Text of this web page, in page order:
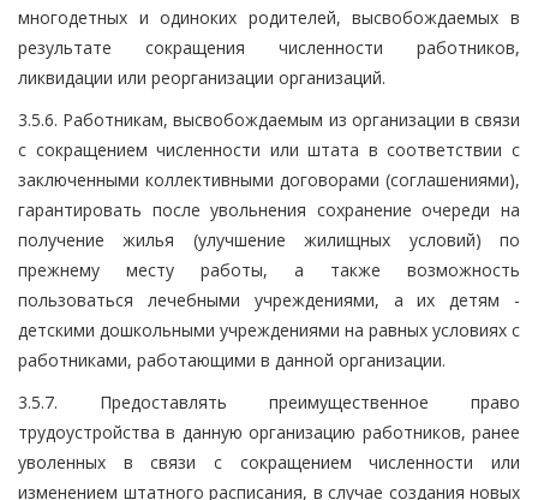
многодетных и одиноких родителей, высвобождаемых в
результате сокращения численности работников,
ликвидации или реорганизации организаций.
3.5.6. Работникам, высвобождаемым из организации в связи
с сокращением численности или штата в соответствии с
заключенными коллективными договорами (соглашениями),
гарантировать после увольнения сохранение очереди на
получение жилья (улучшение жилищных условий) по
прежнему месту работы, а также возможность
пользоваться лечебными учреждениями, а их детям -
детскими дошкольными учреждениями на равных условиях с
работниками, работающими в данной организации.
3.5.7. Предоставлять преимущественное право
трудоустройства в данную организацию работников, ранее
уволенных в связи с сокращением численности или
изменением штатного расписания, в случае создания новых